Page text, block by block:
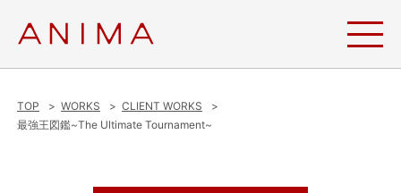
TOP WORKS
CLIENT WORKS
最強王図鑑~The Ultimate Tournament~